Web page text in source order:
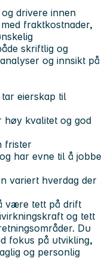
drivere innen
fraktkostnader,
skriftlig og
og innsikt på
eierskap til
kvalitet og god
frister
har evne til å jobbe
variert hverdag der
være tett på drift
og tett
Du
fokus på utvikling,
og personlig